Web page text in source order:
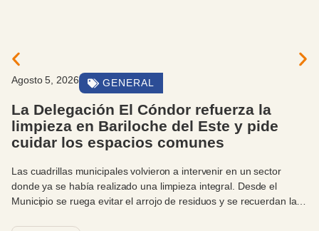
Agosto 5, 2026 GENERAL
La Delegación El Cóndor refuerza la
limpieza en Bariloche del Este y pide
cuidar los espacios comunes
Las cuadrillas municipales volvieron a intervenir en un sector
donde ya se había realizado una limpieza integral. Desde el
Municipio se ruega evitar el arrojo de residuos y se recuerdan las